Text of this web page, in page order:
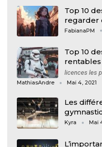
Top 10
regarder
FabianaPM
Top 10
licences les
MathiasAndre Mai 4, 2021
Les
Kyra Mai